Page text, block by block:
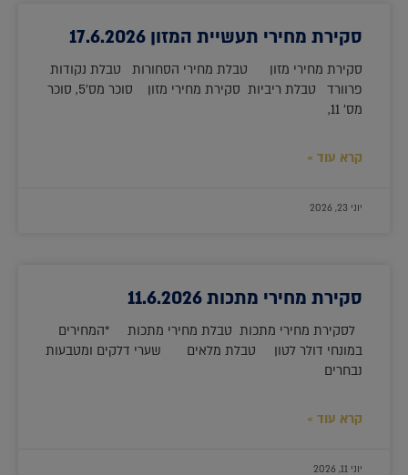
סקירת מחירי תעשיית המזון 17.6.2026
סקירת מחירי מזון טבלת מחירי הסחורות טבלת נקודות
פרוורד טבלת ריביות סקירת מחירי מזון סוכר מס'5, סוכר
מס' 11,
קרא עוד »
יוני 23, 2026
סקירת מחירי מתכות 11.6.2026
לסקירת מחירי מתכות טבלת מחירי מתכות *המחירים
במונחי דולר לטון טבלת מלאים שערי דלקים ומטבעות
נבחרים
קרא עוד »
יוני 11, 2026